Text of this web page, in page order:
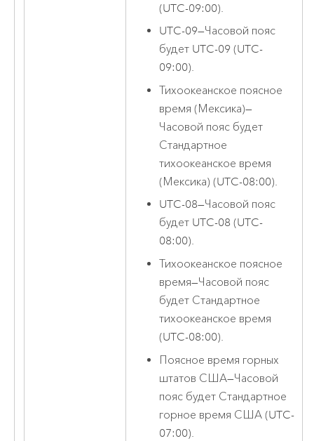
(UTC-09:00).
UTC-09—Часовой пояс
будет UTC-09 (UTC-
09:00).
Тихоокеанское поясное
время (Мексика)—
Часовой пояс будет
Стандартное
тихоокеанское время
(Мексика) (UTC-08:00).
UTC-08—Часовой пояс
будет UTC-08 (UTC-
08:00).
Тихоокеанское поясное
время—Часовой пояс
будет Стандартное
тихоокеанское время
(UTC-08:00).
Поясное время горных
штатов США—Часовой
пояс будет Стандартное
горное время США (UTC-
07:00).